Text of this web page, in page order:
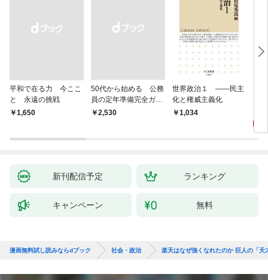
平和で在る力 今ここ
と 永遠の挑戦
￥1,650
50代から始める 公務
員の定年準備完全ガイ
ド
￥2,530
世界政治１ ――民主
化と権威主義化
1,034
新刊配信予定 ランキング
キャンペーン 無料
漫画無料試し読みならdブック 社会・政治 楽天はなぜ強くなれたのか 巨人の「天